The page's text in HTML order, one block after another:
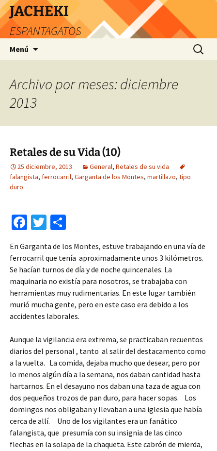
JACHEKI
ESPANTAGATOS
Menú Buscar:
Archivo por meses: diciembre
2013
Retales de su Vida (10)
25 diciembre, 2013 General, Retales de su vida
falangista, ferrocarril, Garganta de los Montes, martillazo, tipo
duro
Fa
b
o
o
k
T
tt
er
m
p
ar
tir
En Garganta de los Montes, estuve trabajando en una vía de
ferrocarril que tenía aproximadamente unos 3 kilómetros.
Se hacían turnos de día y de noche quincenales. La
maquinaria no existía para nosotros, se trabajaba con
herramientas muy rudimentarias. En este lugar también
murió mucha gente, pero en este caso era debido a los
accidentes laborales.
Aunque la vigilancia era extrema, se practicaban recuentos
diarios del personal , tanto al salir del destacamento como
a la vuelta. La comida, dejaba mucho que desear, pero por
lo menos algún día a la semana, nos daban cantidad hasta
hartarnos. En el desayuno nos daban una taza de agua con
dos pequeños trozos de pan duro, para hacer sopas. Los
domingos nos obligaban y llevaban a una iglesia que había
cerca de allí. Uno de los vigilantes era un fanático
falangista, que presumía con su insignia de las cinco
flechas en la solapa de la chaqueta. Este cabrón de mierda,